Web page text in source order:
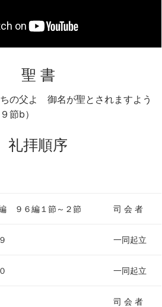
聖 書
ちの父よ 御名が聖とされますよう
節b）
礼拝順序
９６編１節～２節 司 会 者
一同起立
一同起立
司 会 者